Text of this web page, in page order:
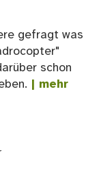
gefragt was
schon
| mehr